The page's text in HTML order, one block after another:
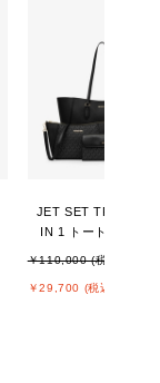
JET SET TRAVEL 3
IN 1 トート ラージ
￥110,000 (税込)
￥29,700 (税込)